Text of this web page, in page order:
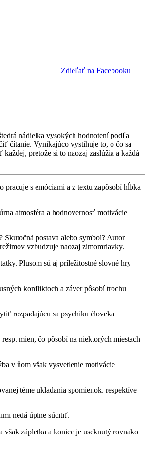
Zdieľať na Facebooku
nádielka vysokých hodnotení podľa
čítanie. Vynikajúco vystihuje to, o čo sa
pretože si to naozaj zaslúžia a každá
s emóciami a z textu zapôsobí hĺbka
atmosféra a hodnovernosť motivácie
postava alebo symbol? Autor
vzbudzuje naozaj zimomriavky.
Plusom sú aj príležitostné slovné hry
konfliktoch a záver pôsobí trochu
rozpadajúcu sa psychiku človeka
mien, čo pôsobí na niektorých miestach
v ňom však vysvetlenie motivácie
téme ukladania spomienok, respektíve
nedá úplne súcitiť.
však zápletka a koniec je useknutý rovnako